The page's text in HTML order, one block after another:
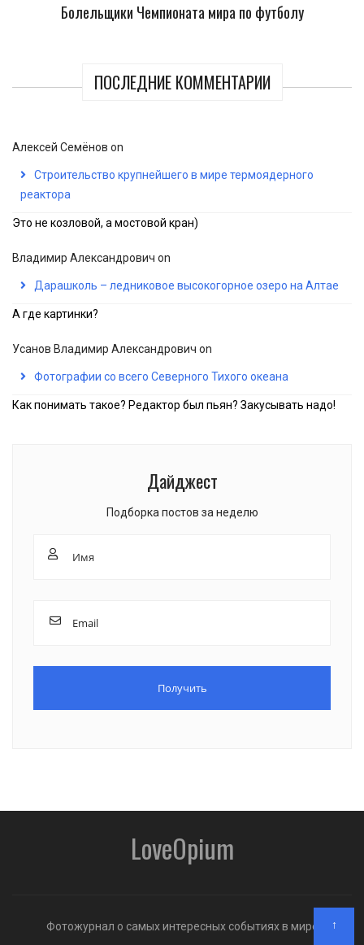
Болельщики Чемпионата мира по футболу
ПОСЛЕДНИЕ КОММЕНТАРИИ
Алексей Семёнов on
Строительство крупнейшего в мире термоядерного
реактора
Это не козловой, а мостовой кран)
Владимир Александрович on
Дарашколь – ледниковое высокогорное озеро на Алтае
А где картинки?
Усанов Владимир Александрович on
Фотографии со всего Северного Тихого океана
Как понимать такое? Редактор был пьян? Закусывать надо!
Дайджест
Подборка постов за неделю
LoveOpium
Фотожурнал о самых интересных событиях в мире ↑